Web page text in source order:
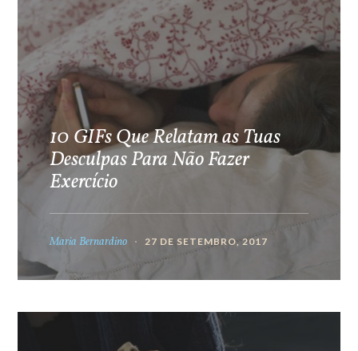
10 GIFs Que Relatam as Tuas
Desculpas Para Não Fazer
Exercício
Maria Bernardino 27 DE SETEMBRO, 2017